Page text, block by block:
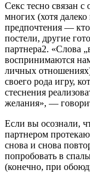
Секс тесно связан
многих (хотя
предпочтения —
постели, другие
партнера2. «Слова
воспринимаются
личных
своего рода игру,
стеснения
желания», —
Если вы осознали,
партнером
снова и снова
попробовать в
(конечно, при